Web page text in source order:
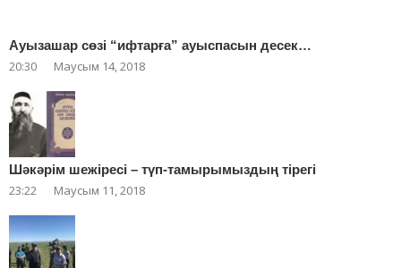
Ауызашар сөзі “ифтарға” ауыспасын десек…
20:30 Маусым 14, 2018
Шәкәрім шежіресі – түп-тамырымыздың тірегі
23:22 Маусым 11, 2018